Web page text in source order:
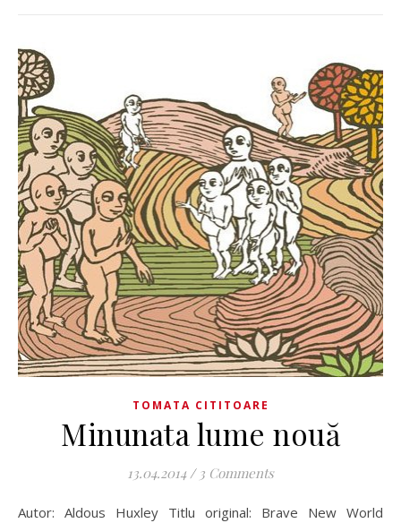
TOMATA CITITOARE
Minunata lume nouă
13.04.2014 / 3 Comments
Autor: Aldous Huxley Titlu original: Brave New World